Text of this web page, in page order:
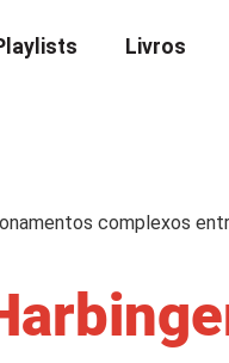
Livros
complexos